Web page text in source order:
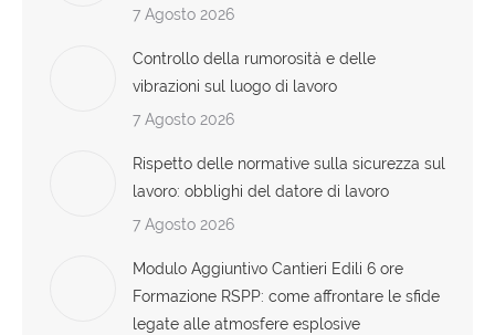
7 Agosto 2026
Controllo della rumorosità e delle
vibrazioni sul luogo di lavoro
7 Agosto 2026
Rispetto delle normative sulla sicurezza sul
lavoro: obblighi del datore di lavoro
7 Agosto 2026
Modulo Aggiuntivo Cantieri Edili 6 ore
Formazione RSPP: come affrontare le sfide
legate alle atmosfere esplosive